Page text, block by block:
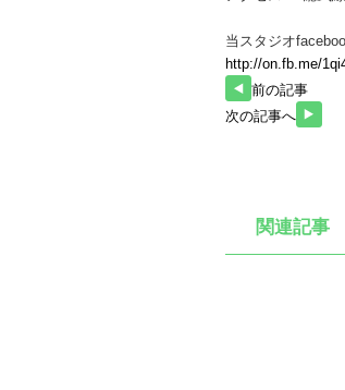
当スタジオ
http://on.fb.me/
前の記事
次の記事へ
関連記事